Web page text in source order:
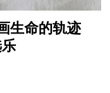
生命的轨迹